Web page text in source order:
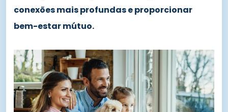
conexões mais profundas e proporcionar
bem-estar mútuo.